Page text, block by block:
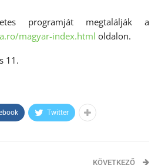
programját megtalálják a
magyar-index.html oldalon.
11.
Twitter
KÖVETKEZŐ